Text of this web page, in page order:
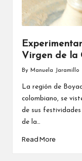
Virgen de la
Posted
By Manuela Jaramillo
La región de
colombiano, se
de sus
de la…
Read More